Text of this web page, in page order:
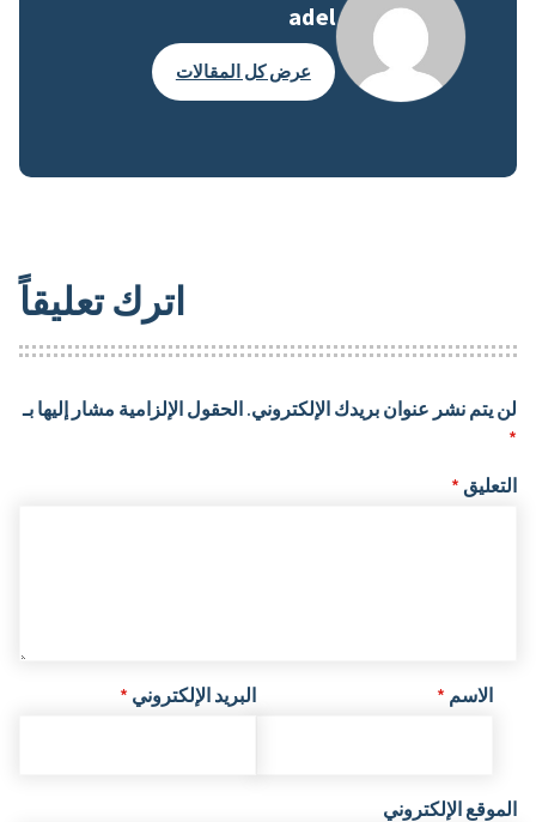
adel
عرض كل المقالات
اترك تعليقاً
لن يتم نشر عنوان بريدك الإلكتروني. الحقول الإلزامية مشار إليها بـ
*
التعليق *
الاسم * البريد الإلكتروني *
الموقع الإلكتروني